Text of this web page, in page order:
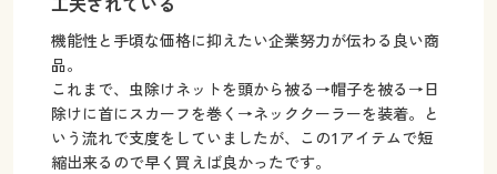
機能性と手頃な価格に抑えたい企業努力が伝わる良い商
品。
これまで、虫除けネットを頭から被る→帽子を被る→日
除けに首にスカーフを巻く→ネッククーラーを装着。と
いう流れで支度をしていましたが、この1アイテムで短
縮出来るので早く買えば良かったです。